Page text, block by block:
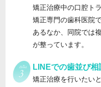
矯正治療中の口腔ト
矯正専門の歯科医院
あるなか、同院では
が整っています。
LINEでの歯並び相
矯正治療を行いたい